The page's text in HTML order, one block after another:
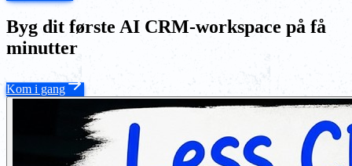
Byg dit første AI CRM-workspace på få
minutter
Kom i gang